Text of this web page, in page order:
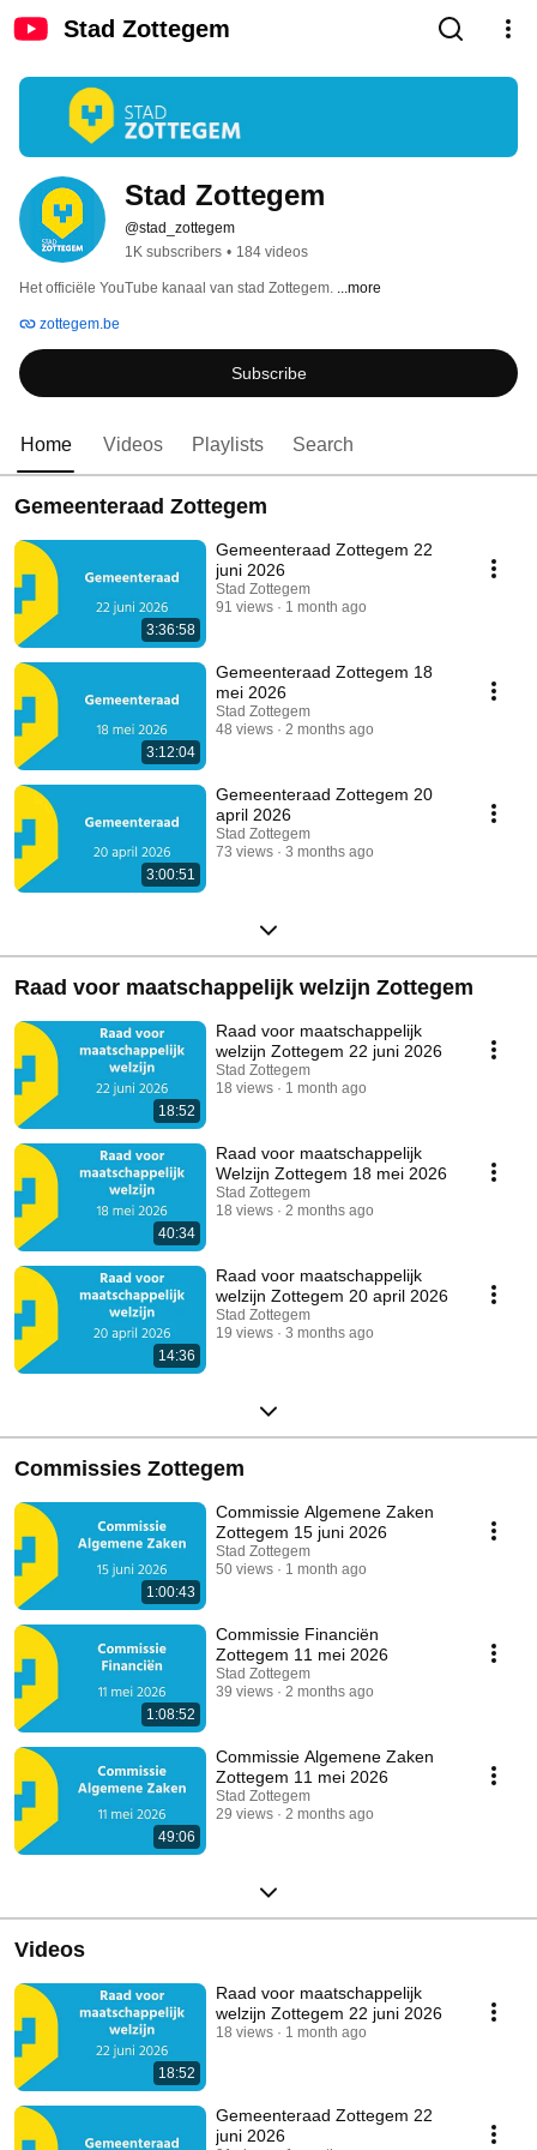
Stad Zottegem
Stad Zottegem
@stad_zottegem
1K subscribers • 184 videos
Het officiële YouTube kanaal van stad Zottegem. ...more
zottegem.be
Subscribe
Home Videos Playlists Search
Gemeenteraad Zottegem
3:36:58
Gemeenteraad Zottegem 22
juni 2026
Stad Zottegem
91 views
1 month ago
3:12:04
Gemeenteraad Zottegem 18
mei 2026
Stad Zottegem
48 views
2 months ago
3:00:51
Gemeenteraad Zottegem 20
april 2026
Stad Zottegem
73 views
3 months ago
Raad voor maatschappelijk welzijn Zottegem
18:52
Raad voor maatschappelijk
welzijn Zottegem 22 juni 2026
Stad Zottegem
18 views
1 month ago
40:34
Raad voor maatschappelijk
Welzijn Zottegem 18 mei 2026
Stad Zottegem
18 views
2 months ago
14:36
Raad voor maatschappelijk
welzijn Zottegem 20 april 2026
Stad Zottegem
19 views
3 months ago
Commissies Zottegem
1:00:43
Commissie Algemene Zaken
Zottegem 15 juni 2026
Stad Zottegem
50 views
1 month ago
1:08:52
Commissie Financiën
Zottegem 11 mei 2026
Stad Zottegem
39 views
2 months ago
49:06
Commissie Algemene Zaken
Zottegem 11 mei 2026
Stad Zottegem
29 views
2 months ago
Videos
18:52
Raad voor maatschappelijk
welzijn Zottegem 22 juni 2026
18 views 1 month ago
Gemeenteraad Zottegem 22
juni 2026